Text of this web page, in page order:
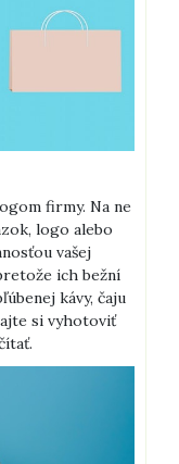
firmy. Na ne
logo alebo
vašej
ich bežní
kávy, čaju
si vyhotoviť